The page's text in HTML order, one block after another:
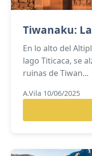
Tiwanaku:
En lo alto del
lago Titicaca, se
ruinas de Tiwan...
A.Vila 10/06/2025